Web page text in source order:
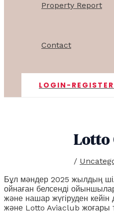
Property Report
Contact
LOGIN-REGISTER
Lotto
/
Бұл мәндер 2025 жылдың
ойнаған белсенді
және нашар жүгіруден
және Lotto Aviaclub жоғары